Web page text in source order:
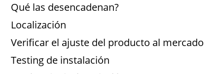
Qué las desencadenan?
Localización
Verificar el ajuste del producto al mercado
Testing de instalación